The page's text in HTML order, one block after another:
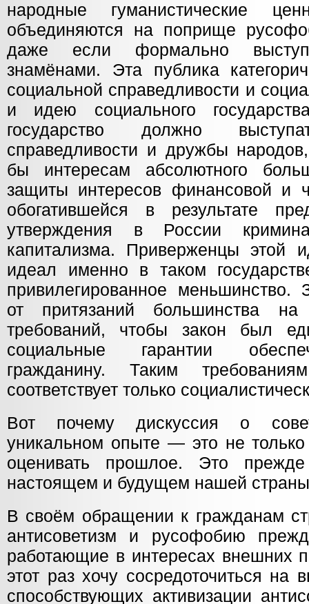
народные гуманистические
объединяются на поприще
даже если формально
знамёнами. Эта публика
социальной справедливости и
и идею социального
государство должно
справедливости и дружбы народов,
бы интересам абсолютного
защиты интересов финансовой и
обогатившейся в результате
утверждения в России
капитализма. Приверженцы этой
идеал именно в таком
привилегированное
от притязаний большинства на
требований, чтобы закон был
социальные гарантии
гражданину. Таким
соответствует только
Вот почему дискуссия о
уникальном опыте — это не
оценивать прошлое. Это
настоящем и будущем нашей
В своём обращении к гражданам
антисоветизм и русофобию
работающие в интересах внешних
этот раз хочу сосредоточиться на
способствующих активизации